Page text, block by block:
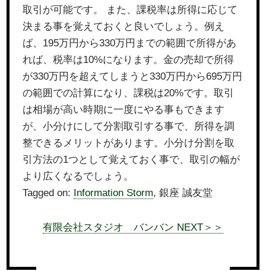
取引が可能です。 また、課税率は所得に応じて
決まる事を覚えておくと良いでしょう。例え
ば、195万円から330万円までの範囲で所得があ
れば、税率は10%になります。金の売却で所得
が330万円を超えてしまうと330万円から695万円
の範囲での計算になり、課税は20%です。取引
は相場が高い時期に一度にやる事もできます
が、小分けにして分割取引する事で、所得を調
整できるメリットがあります。小分け分割を取
引方法の1つとして覚えておく事で、取引の幅が
より広くなるでしょう。
Tagged on: Information Storm, 銀座 誠友堂
有限会社スタジオ バンバン NEXT＞＞